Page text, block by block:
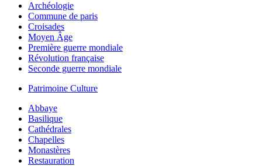
Archéologie
Commune de paris
Croisades
Moyen Âge
Première guerre mondiale
Révolution française
Seconde guerre mondiale
Patrimoine Culture
Abbaye
Basilique
Cathédrales
Chapelles
Monastères
Restauration